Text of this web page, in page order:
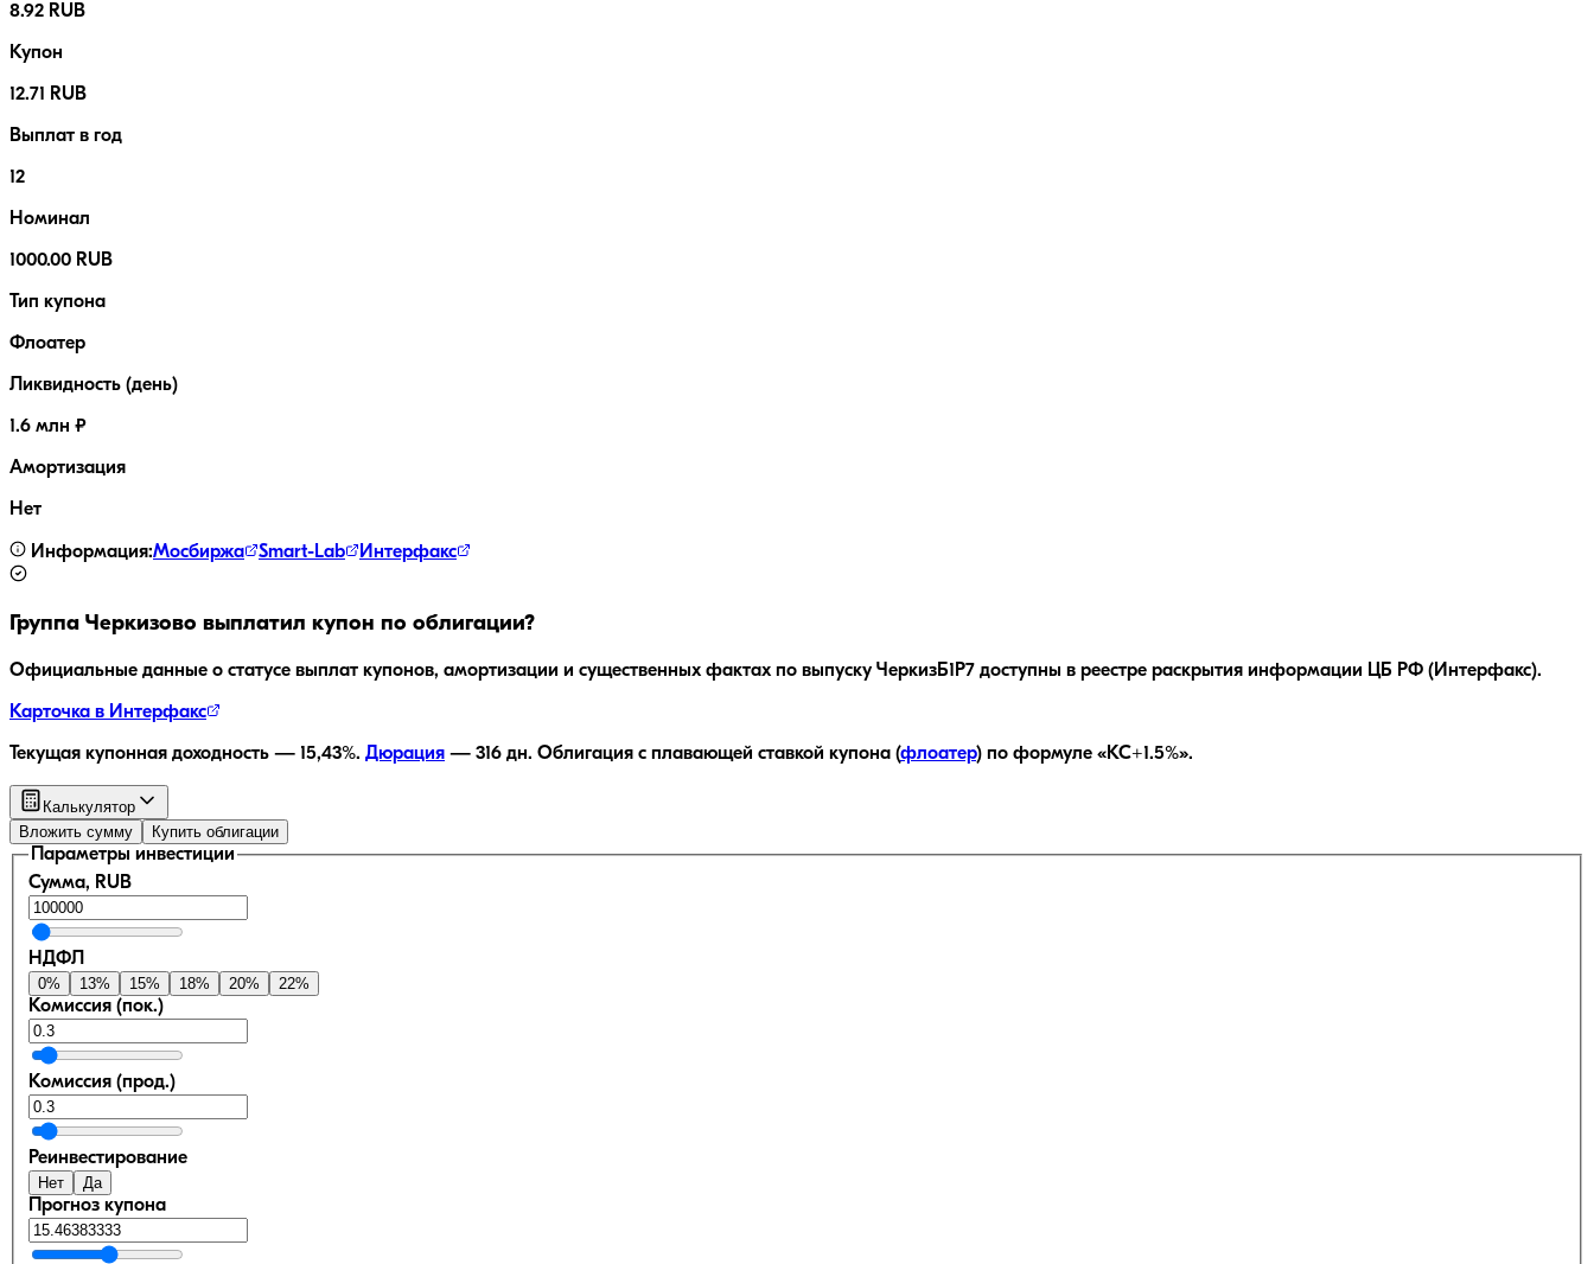
8.92 RUB
Купон
12.71 RUB
Выплат в год
12
Номинал
1000.00 RUB
Тип купона
Флоатер
Ликвидность (день)
1.6 млн ₽
Амортизация
Нет
Информация:Мосбиржа Smart-Lab Интерфакс
Группа Черкизово выплатил купон по облигации?
Официальные данные о статусе выплат купонов, амортизации и существенных фактах по выпуску ЧеркизБ1P7 доступны в реестре раскрытия информации ЦБ РФ (Интерфакс).
Карточка в Интерфакс
Текущая купонная доходность — 15,43%. Дюрация — 316 дн. Облигация с плавающей ставкой купона (флоатер) по формуле «КС+1.5%».
Калькулятор
Вложить сумму
Купить облигации
Параметры инвестиции
Сумма, RUB
НДФЛ
0% 13% 15% 18% 20% 22%
Комиссия (пок.)
Комиссия (прод.)
Реинвестирование
Нет Да
Прогноз купона